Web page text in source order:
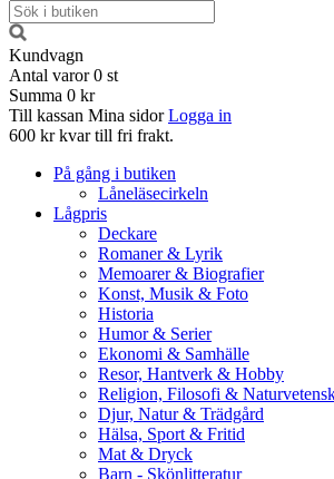
Kundvagn
Antal varor 0 st
Summa 0 kr
Till kassan Mina sidor Logga in
600 kr kvar till fri frakt.
På gång i butiken
Låneläsecirkeln
Lågpris
Deckare
Romaner & Lyrik
Memoarer & Biografier
Konst, Musik & Foto
Historia
Humor & Serier
Ekonomi & Samhälle
Resor, Hantverk & Hobby
Religion, Filosofi &
Djur, Natur & Trädgård
Hälsa, Sport & Fritid
Mat & Dryck
Barn - Skönlitteratur